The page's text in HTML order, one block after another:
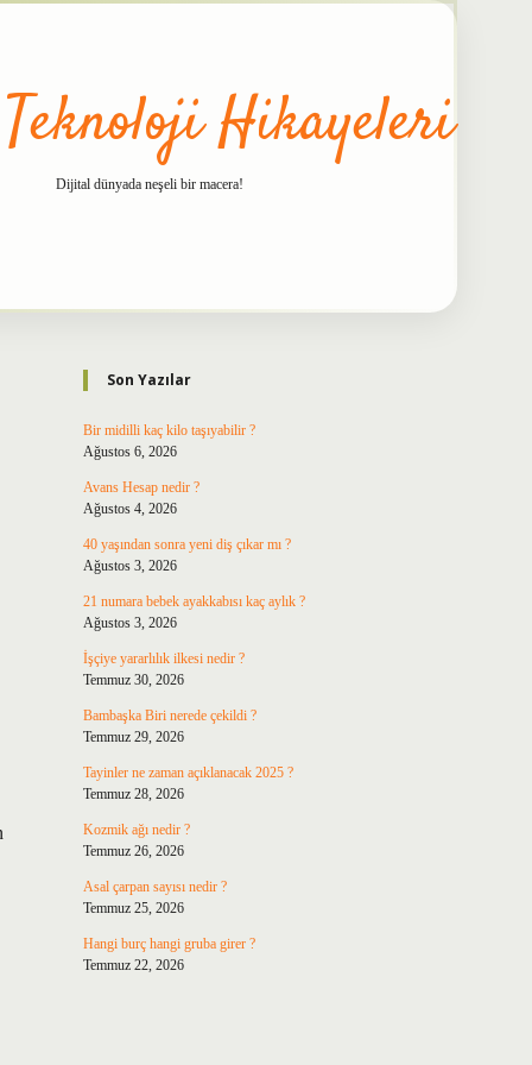
Hikayeleri
Dijital dünyada neşeli bir macera!
Sidebar
Son Yazılar
Bir midilli kaç kilo taşıyabilir ?
Ağustos 6, 2026
Avans Hesap nedir ?
Ağustos 4, 2026
40 yaşından sonra yeni diş çıkar mı ?
Ağustos 3, 2026
21 numara bebek ayakkabısı kaç aylık ?
Ağustos 3, 2026
İşçiye yararlılık ilkesi nedir ?
Temmuz 30, 2026
Bambaşka Biri nerede çekildi ?
Temmuz 29, 2026
Tayinler ne zaman açıklanacak 2025 ?
Temmuz 28, 2026
Kozmik ağı nedir ?
Temmuz 26, 2026
Asal çarpan sayısı nedir ?
Temmuz 25, 2026
Hangi burç hangi gruba girer ?
Temmuz 22, 2026